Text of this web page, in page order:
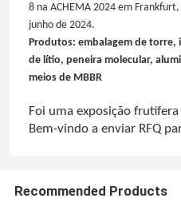
8 na ACHEMA 2024 em
junho de 2024.
Produtos: embalagem de
de lítio, peneira molecular,
meios de MBBR
Foi uma exposição frutífera
Bem-vindo a enviar RFQ
Recommended Products